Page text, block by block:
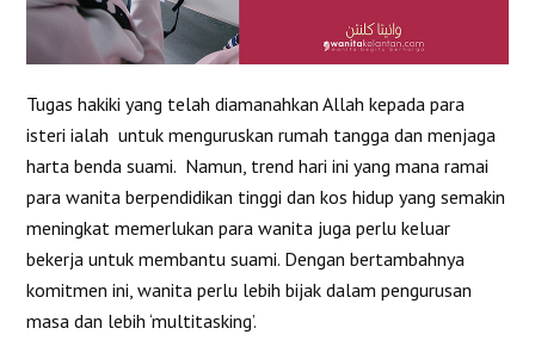
Tugas hakiki yang telah diamanahkan Allah kepada para
isteri ialah untuk menguruskan rumah tangga dan menjaga
harta benda suami. Namun, trend hari ini yang mana ramai
para wanita berpendidikan tinggi dan kos hidup yang semakin
meningkat memerlukan para wanita juga perlu keluar
bekerja untuk membantu suami. Dengan bertambahnya
komitmen ini, wanita perlu lebih bijak dalam pengurusan
masa dan lebih ‘multitasking’.